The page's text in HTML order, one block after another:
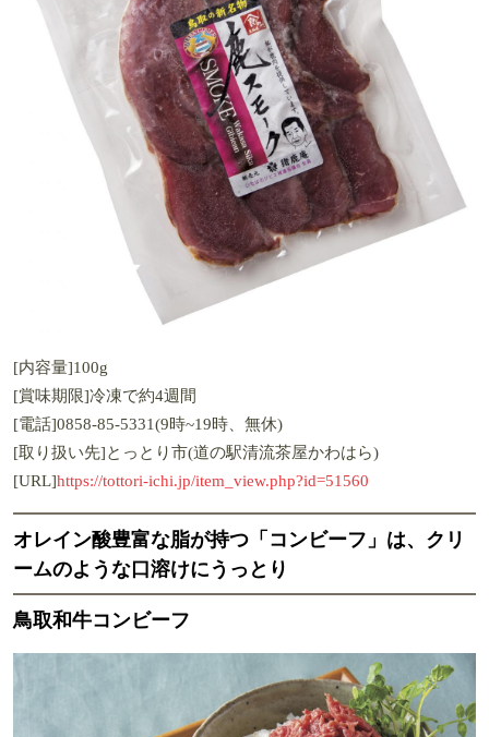
[内容量]100g
[賞味期限]冷凍で約4週間
[電話]0858-85-5331(9時~19時、無休)
[取り扱い先]とっとり市(道の駅清流茶屋かわはら)
[URL]https://tottori-ichi.jp/item_view.php?id=51560
オレイン酸豊富な脂が持つ「コンビーフ」は、クリ
ームのような口溶けにうっとり
鳥取和牛コンビーフ